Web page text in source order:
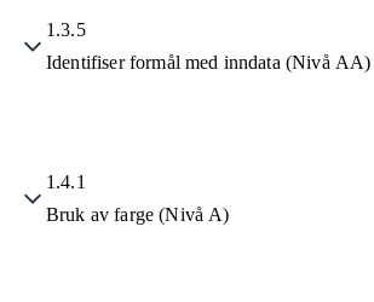
1.3.5
Identifiser formål med inndata (Nivå AA)
1.4.1
Bruk av farge (Nivå A)